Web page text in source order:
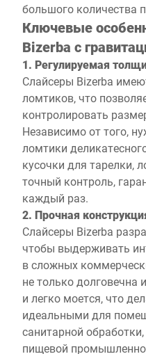
большого количества
Ключевые
Bizerba с
1. Регулируемая
Слайсеры Bizerba
ломтиков, что
контролировать
Независимо от того,
ломтики
кусочки для тарелки,
точный контроль,
каждый раз.
2. Прочная
Слайсеры Bizerba
чтобы выдерживать
в сложных
не только долговечна
и легко моется, что
идеальными для
санитарной
пищевой